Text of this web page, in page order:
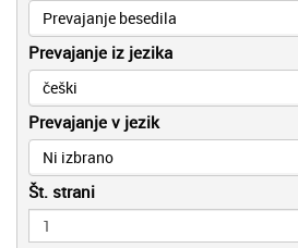
Prevajanje besedila
Prevajanje iz jezika
češki
Prevajanje v jezik
Ni izbrano
Št. strani